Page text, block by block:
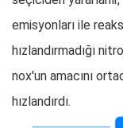
emisyonları ile
hızlandırmadığı
nox'un amacını
hızlandırdı.